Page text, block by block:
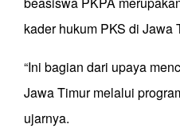
kader hukum PKS di Jawa
“Ini bagian dari upaya
Jawa Timur melalui
ujarnya.